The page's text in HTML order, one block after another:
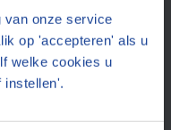
van onze service
op 'accepteren' als u
welke cookies u
instellen'.
(2 km)